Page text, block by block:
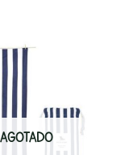
AGOTADO